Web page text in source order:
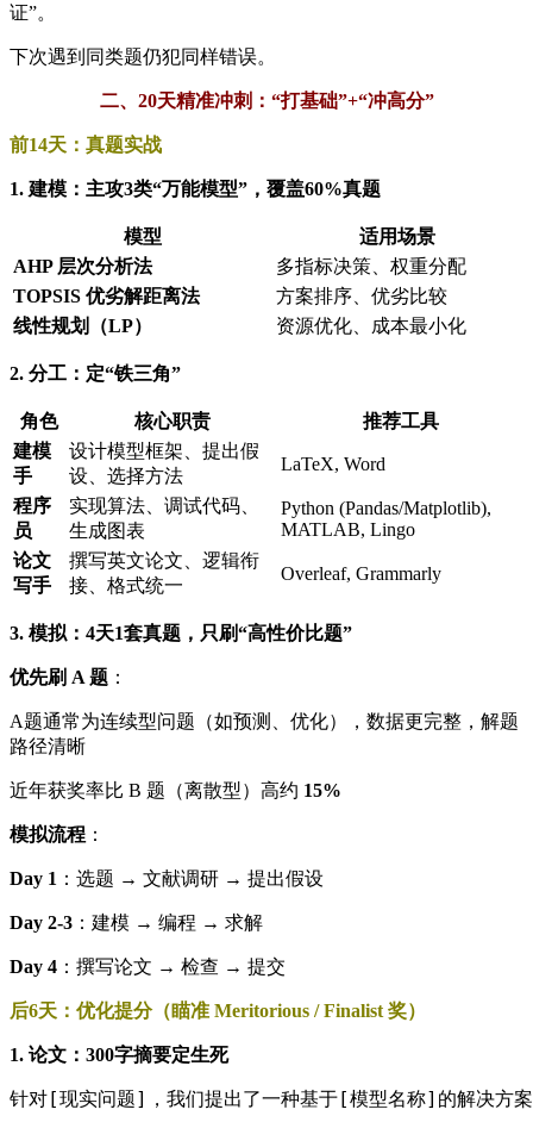
证”。
下次遇到同类题仍犯同样错误。
二、20天精准冲刺：“打基础”+“冲高分”
前14天：真题实战
1. 建模：主攻3类“万能模型”，覆盖60%真题
模型
适用场景
AHP 层次分析法
多指标决策、权重分配
TOPSIS 优劣解距离法
方案排序、优劣比较
线性规划（LP）
资源优化、成本最小化
2. 分工：定“铁三角”
角色 核心职责
推荐工具
建模
手
设计模型框架、提出假
设、选择方法
LaTeX, Word
程序
员
实现算法、调试代码、
生成图表
Python (Pandas/Matplotlib),
MATLAB, Lingo
论文
写手
撰写英文论文、逻辑衔
接、格式统一
Overleaf, Grammarly
3. 模拟：4天1套真题，只刷“高性价比题”
优先刷 A 题 ：
A题通常为连续型问题（如预测、优化），数据更完整，解题
路径清晰
近年获奖率比 B 题（离散型）高约 15%
模拟流程 ：
Day 1 ：选题 → 文献调研 → 提出假设
Day 2-3 ：建模 → 编程 → 求解
Day 4 ：撰写论文 → 检查 → 提交
后6天：优化提分（瞄准 Meritorious / Finalist 奖）
1. 论文：300字摘要定生死
针对[现实问题]，我们提出了一种基于[模型名称]的解决方